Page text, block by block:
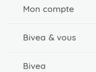
Mon compte
Bivea & vous
Bivea